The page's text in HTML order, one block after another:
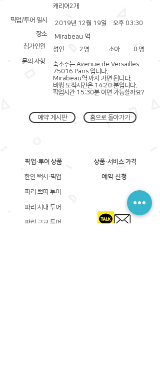
픽업/투어 일시
장소
참가인원
문의 사항
캐리어2개
2019년 12월 19일
오후 03:30
Mirabeau 역
성인
2명 소아 0 명
숙소주는 Avenue de Versailles
75016 Paris 입니다.
Mirabeau역 까지 가면 됩니다.
비행 도착시간은 14:20 분입니다.
픽업시간 15:30분 이면 가능할까요?
예약 게시판 홈으로 돌아가기
픽업·투어 상품
한인 택시·픽업
상품·서비스 가격
예약 신청
파리 쁘띠 투어
파리 시내 투어
파리 근교 투어